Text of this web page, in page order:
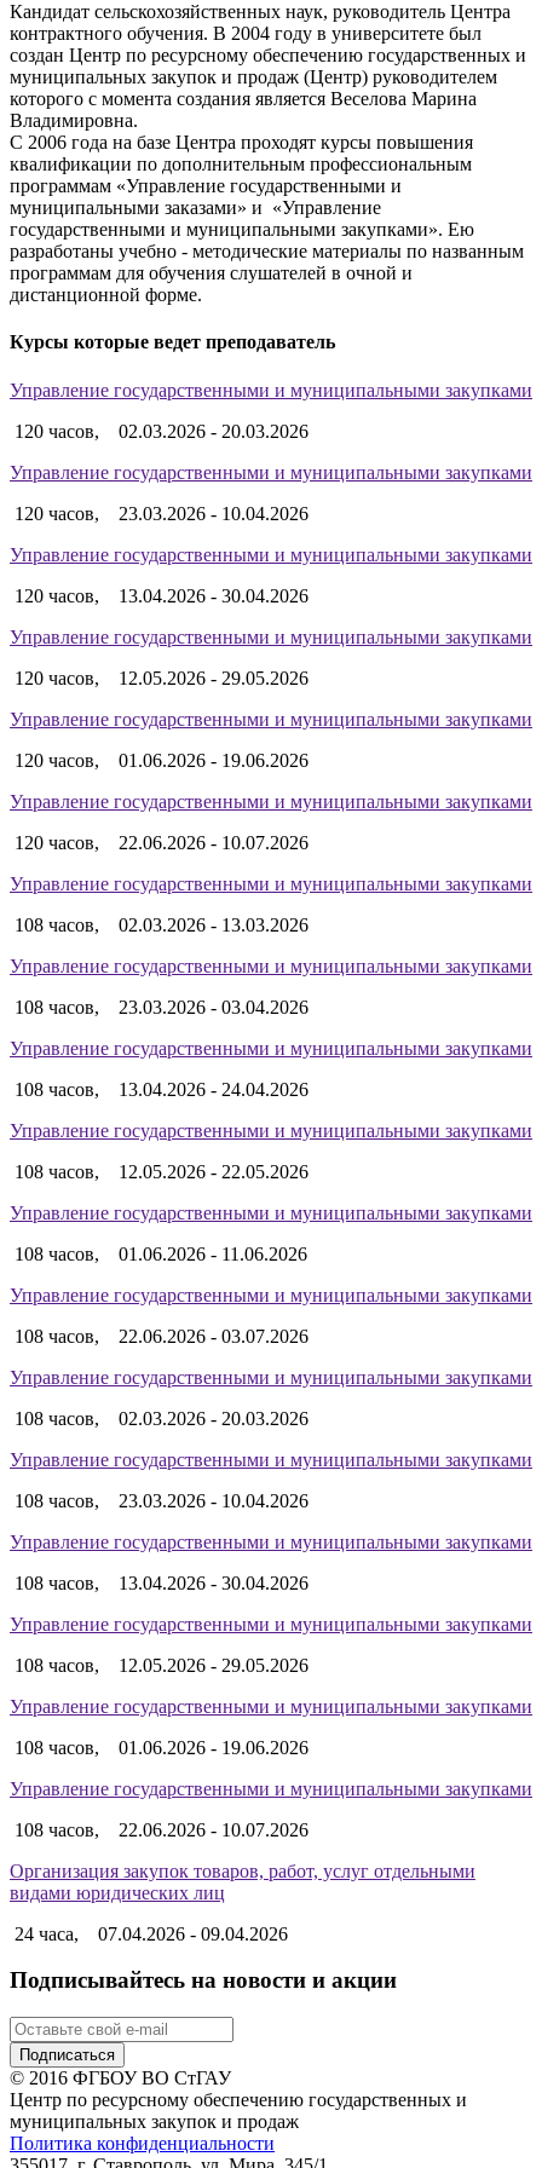
Кандидат сельскохозяйственных наук, руководитель Центра
контрактного обучения. В 2004 году в университете был
создан Центр по ресурсному обеспечению государственных и
муниципальных закупок и продаж (Центр) руководителем
которого с момента создания является Веселова Марина
Владимировна.
С 2006 года на базе Центра проходят курсы повышения
квалификации по дополнительным профессиональным
программам «Управление государственными и
муниципальными заказами» и «Управление
государственными и муниципальными закупками». Ею
разработаны учебно - методические материалы по названным
программам для обучения слушателей в очной и
дистанционной форме.
Курсы которые ведет преподаватель
Управление государственными и муниципальными закупками
120 часов,
02.03.2026 - 20.03.2026
Управление государственными и муниципальными закупками
120 часов,
23.03.2026 - 10.04.2026
Управление государственными и муниципальными закупками
120 часов,
13.04.2026 - 30.04.2026
Управление государственными и муниципальными закупками
120 часов,
12.05.2026 - 29.05.2026
Управление государственными и муниципальными закупками
120 часов,
01.06.2026 - 19.06.2026
Управление государственными и муниципальными закупками
120 часов,
22.06.2026 - 10.07.2026
Управление государственными и муниципальными закупками
108 часов,
02.03.2026 - 13.03.2026
Управление государственными и муниципальными закупками
108 часов,
23.03.2026 - 03.04.2026
Управление государственными и муниципальными закупками
108 часов,
13.04.2026 - 24.04.2026
Управление государственными и муниципальными закупками
108 часов,
12.05.2026 - 22.05.2026
Управление государственными и муниципальными закупками
108 часов,
01.06.2026 - 11.06.2026
Управление государственными и муниципальными закупками
108 часов,
22.06.2026 - 03.07.2026
Управление государственными и муниципальными закупками
108 часов,
02.03.2026 - 20.03.2026
Управление государственными и муниципальными закупками
108 часов,
23.03.2026 - 10.04.2026
Управление государственными и муниципальными закупками
108 часов,
13.04.2026 - 30.04.2026
Управление государственными и муниципальными закупками
108 часов,
12.05.2026 - 29.05.2026
Управление государственными и муниципальными закупками
108 часов,
01.06.2026 - 19.06.2026
Управление государственными и муниципальными закупками
108 часов,
22.06.2026 - 10.07.2026
Организация закупок товаров, работ, услуг отдельными
видами юридических лиц
24 часа,
07.04.2026 - 09.04.2026
Подписывайтесь на новости и акции
© 2016 ФГБОУ ВО СтГАУ
Центр по ресурсному обеспечению государственных и
муниципальных закупок и продаж
Политика конфиденциальности